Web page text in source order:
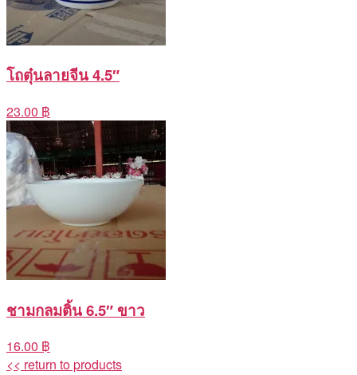
โถตุ๋นลายจีน 4.5″
23.00 ฿
ชามกลมติ้น 6.5″ ขาว
16.00 ฿
<< return to products